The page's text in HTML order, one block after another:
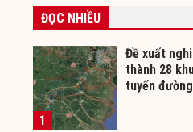
ĐỌC NHIỀU
1
Đề xuất
thành 28
tuyến